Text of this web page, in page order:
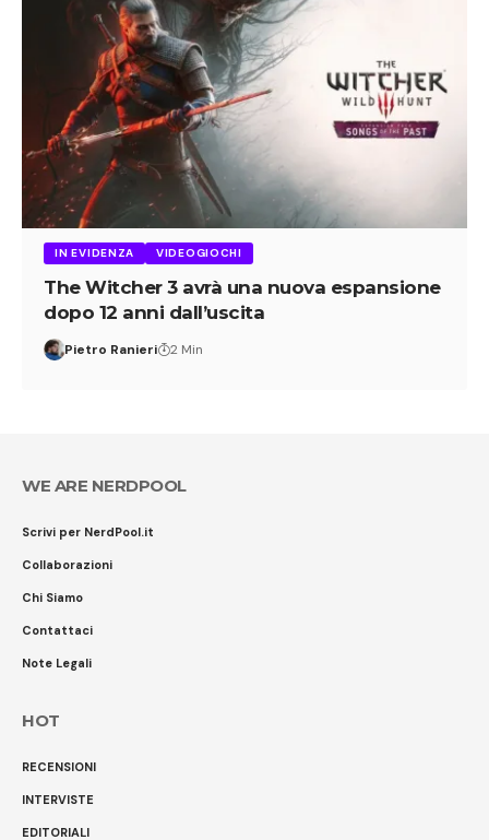
IN EVIDENZA VIDEOGIOCHI
The Witcher 3 avrà una nuova espansione
dopo 12 anni dall’uscita
Pietro Ranieri 2 Min
WE ARE NERDPOOL
Scrivi per NerdPool.it
Collaborazioni
Chi Siamo
Contattaci
Note Legali
HOT
RECENSIONI
INTERVISTE
EDITORIALI